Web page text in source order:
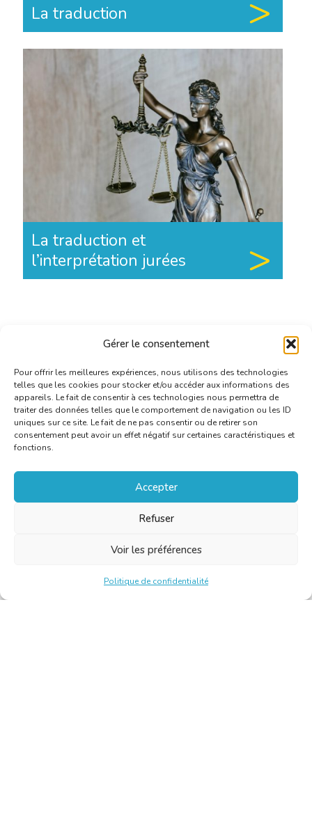
Gérer le consentement
Pour offrir les meilleures expériences, nous utilisons des technologies
telles que les cookies pour stocker et/ou accéder aux informations des
appareils. Le fait de consentir à ces technologies nous permettra de
traiter des données telles que le comportement de navigation ou les ID
uniques sur ce site. Le fait de ne pas consentir ou de retirer son
consentement peut avoir un effet négatif sur certaines caractéristiques et
fonctions.
Accepter
Refuser
Voir les préférences
Politique de confidentialité
La traduction
La traduction et
l’interprétation jurées